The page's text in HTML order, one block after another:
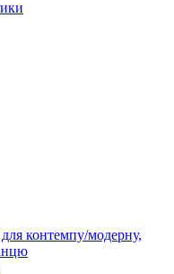
контемпу/модерну,